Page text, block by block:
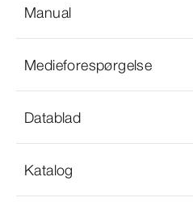
Manual
Medieforespørgelse
Datablad
Katalog